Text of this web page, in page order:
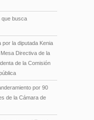
que busca
la diputada Kenia
Directiva de la
de la Comisión
por 90
de la Cámara de